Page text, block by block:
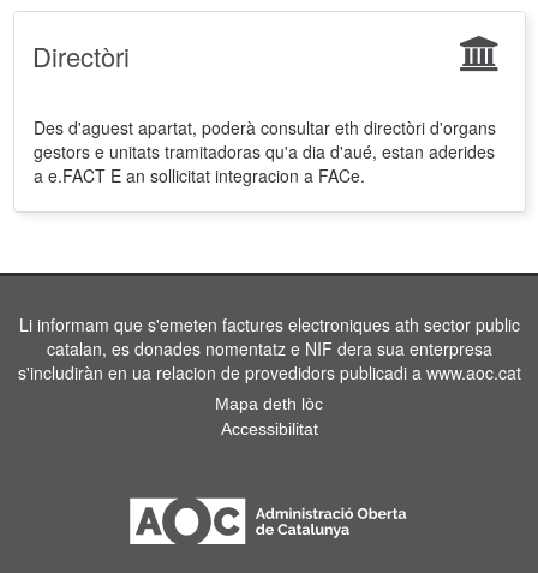
Directòri
Des d'aguest apartat, poderà consultar eth directòri d'organs
gestors e unitats tramitadoras qu'a dia d'aué, estan aderides
a e.FACT E an sollicitat integracion a FACe.
Li informam que s'emeten factures electroniques ath sector public
catalan, es donades nomentatz e NIF dera sua enterpresa
s'includiràn en ua relacion de provedidors publicadi a www.aoc.cat
Mapa deth lòc
Accessibilitat